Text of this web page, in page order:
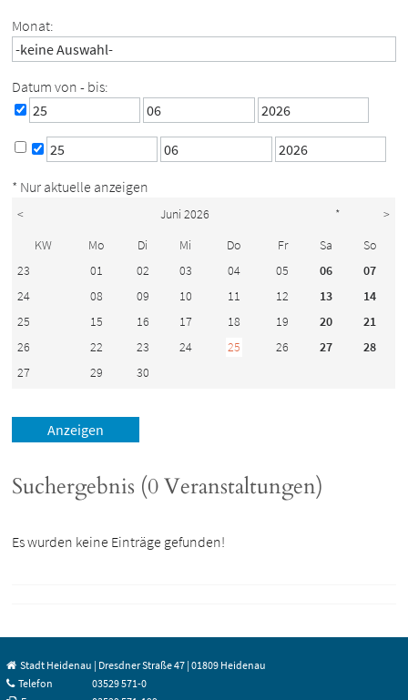
Monat:
Datum von - bis:
* Nur aktuelle anzeigen
< Juni 2026 *
>
KW
Mo Di Mi Do Fr Sa
So
23
01 02 03 04 05 06
07
24
08 09 10 11 12 13
14
25
15 16 17 18 19 20
21
26
22 23 24 25 26 27
28
27
29 30
Suchergebnis (0 Veranstaltungen)
Es wurden keine Einträge gefunden!
Stadt Heidenau | Dresdner Straße 47 | 01809 Heidenau
Telefon
03529 571-0